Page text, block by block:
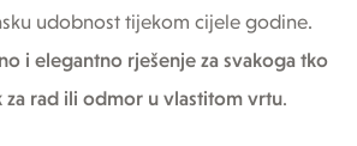
udobnost tijekom cijele godine.
i elegantno rješenje za svakoga tko
za rad ili odmor u vlastitom vrtu.